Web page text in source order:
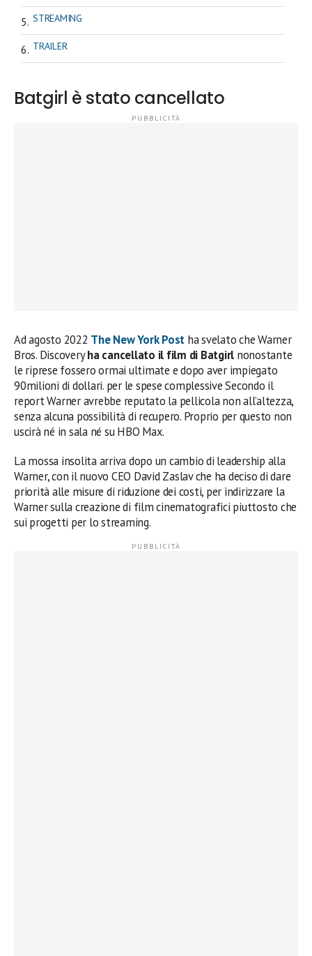
STREAMING
TRAILER
Batgirl è stato cancellato
Ad agosto 2022 The New York Post ha svelato che Warner
Bros. Discoveryha cancellato il film di Batgirl nonostante
le riprese fossero ormai ultimate e dopo aver impiegato
90milioni di dollari. per le spese complessive Secondo il
report Warner avrebbe reputato la pellicola non all’altezza,
senza alcuna possibilità di recupero. Proprio per questo non
uscirà né in sala né su HBO Max.
La mossa insolita arriva dopo un cambio di leadership alla
Warner, con il nuovo CEO David Zaslav che ha deciso di dare
priorità alle misure di riduzione dei costi, per indirizzare la
Warner sulla creazione di film cinematografici piuttosto che
sui progetti per lo streaming.